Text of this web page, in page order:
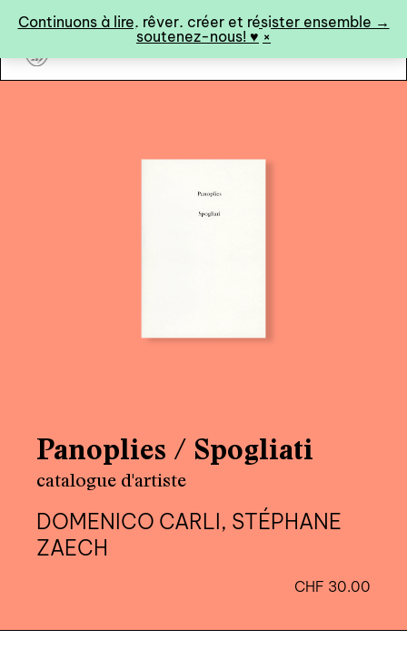
Continuons à lire, rêver, créer et résister ensemble →
soutenez-nous! ♥︎ ×
art&fiction
éditions de tête
au-delà du livre ↓
artistes en résidence
qui sommes-nous? ↓
Panoplies / Spogliati
catalogue d'artiste
DOMENICO CARLI, STÉPHANE
ZAECH
CHF 30.00